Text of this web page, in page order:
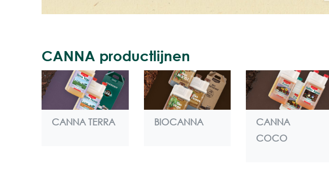
CANNA productlijnen
CANNA TERRA BIOCANNA
CANNA
COCO